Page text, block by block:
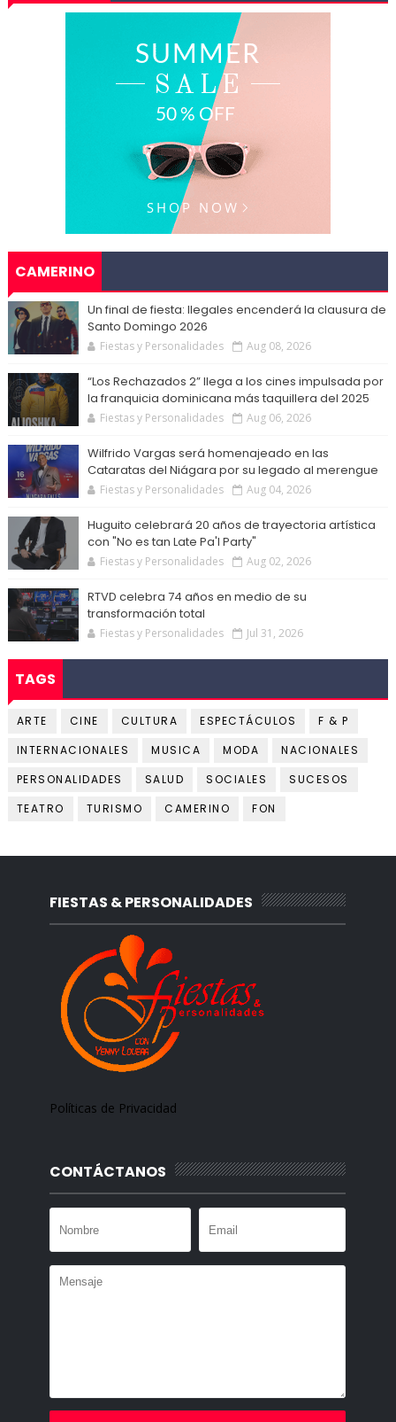
CAMERINO
Un final de fiesta: Ilegales encenderá la clausura de
Santo Domingo 2026
Fiestas y Personalidades Aug 08, 2026
“Los Rechazados 2” llega a los cines impulsada por
la franquicia dominicana más taquillera del 2025
Fiestas y Personalidades Aug 06, 2026
Wilfrido Vargas será homenajeado en las
Cataratas del Niágara por su legado al merengue
Fiestas y Personalidades Aug 04, 2026
Huguito celebrará 20 años de trayectoria artística
con "No es tan Late Pa'l Party"
Fiestas y Personalidades Aug 02, 2026
RTVD celebra 74 años en medio de su
transformación total
Fiestas y Personalidades Jul 31, 2026
TAGS
ARTE CINE CULTURA ESPECTÁCULOS
F & P
INTERNACIONALES
MUSICA MODA
NACIONALES
PERSONALIDADES
SALUD SOCIALES
SUCESOS
TEATRO
TURISMO CAMERINO FON
FIESTAS & PERSONALIDADES
Políticas de Privacidad
CONTÁCTANOS